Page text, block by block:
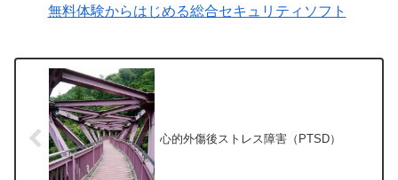
無料体験からはじめる総合セキュリティソフト
心的外傷後ストレス障害（PTSD）